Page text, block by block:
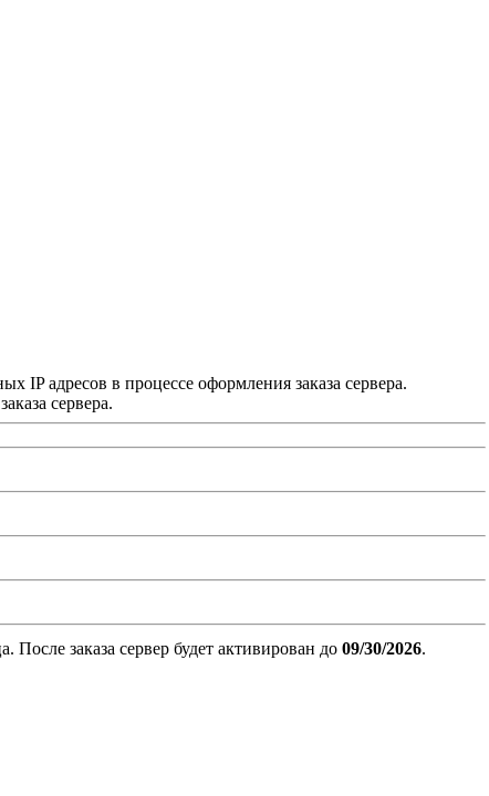
IP адресов в процессе оформления заказа сервера.
сервера.
заказа сервер будет активирован до 09/30/2026.